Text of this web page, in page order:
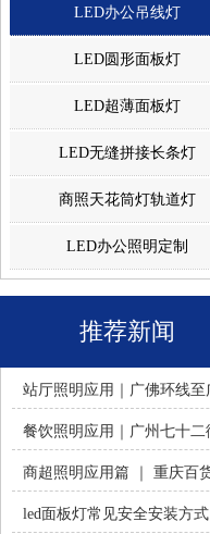
LED办公吊线灯
LED圆形面板灯
LED超薄面板灯
LED无缝拼接长条灯
商照天花筒灯轨道灯
LED办公照明定制
推荐新闻
led面板灯常见安全安装方式